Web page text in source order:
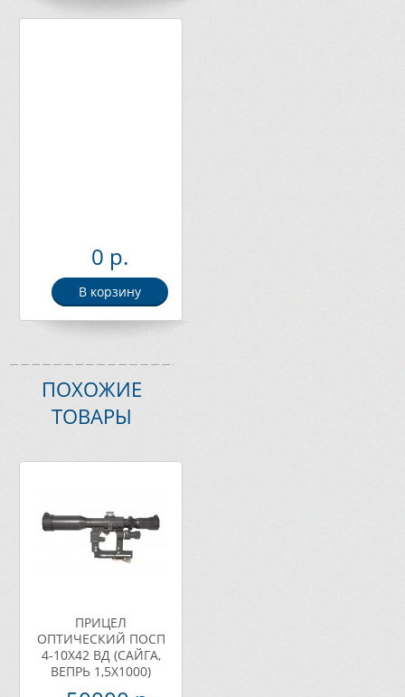
0 р.
В корзину
ПОХОЖИЕ
ТОВАРЫ
ПРИЦЕЛ
ОПТИЧЕСКИЙ ПОСП
4-10Х42 ВД (САЙГА,
ВЕПРЬ 1,5Х1000)